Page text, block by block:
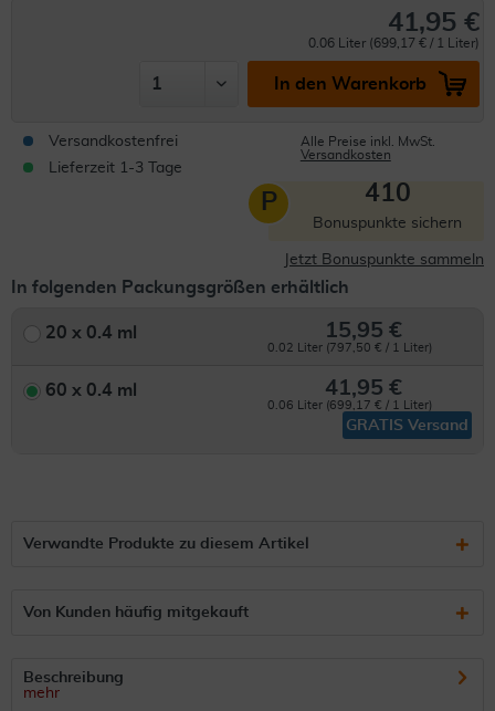
41,95 €
0.06 Liter (699,17 € / 1 Liter)
In den Warenkorb
Versandkostenfrei
Lieferzeit 1-3 Tage
Alle Preise inkl. MwSt.
Versandkosten
P 410
Bonuspunkte sichern
Jetzt Bonuspunkte sammeln
In folgenden Packungsgrößen erhältlich
20 x 0.4 ml 15,95 €
0.02 Liter (797,50 € / 1 Liter)
60 x 0.4 ml 41,95 €
0.06 Liter (699,17 € / 1 Liter)
GRATIS Versand
Verwandte Produkte zu diesem Artikel
Von Kunden häufig mitgekauft
Beschreibung
mehr